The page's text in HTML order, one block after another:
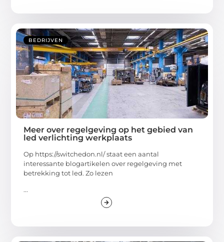
BEDRIJVEN
Meer over regelgeving op het gebied van
led verlichting werkplaats
Op https://switchedon.nl/ staat een aantal
interessante blogartikelen over regelgeving met
betrekking tot led. Zo lezen
...